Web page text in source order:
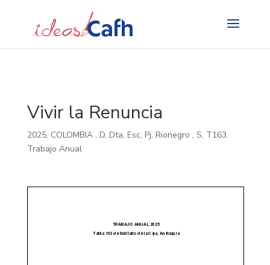
Vivir la Renuncia
2025, COLOMBIA , D, Dta, Esc, Pj, Rionegro , S, T163,
Trabajo Anual